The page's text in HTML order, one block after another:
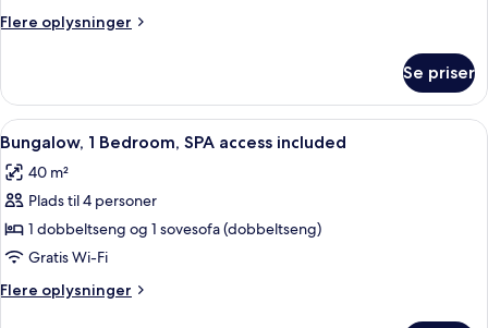
access
Flere oplysninger
Flere
Jetted
Tub,
SPA
access
included
Se priser
Indlæs
alle
billeder
af
Bungalow,
1
Bedroom,
SPA
Et hotelværelse med to senge,
10
Bungalow, 1 Bedroom, SPA access included
40 m²
Plads til 4 personer
1 dobbeltseng og 1 sovesofa (dobbeltseng)
Gratis Wi-Fi
Flere oplysninger
Flere